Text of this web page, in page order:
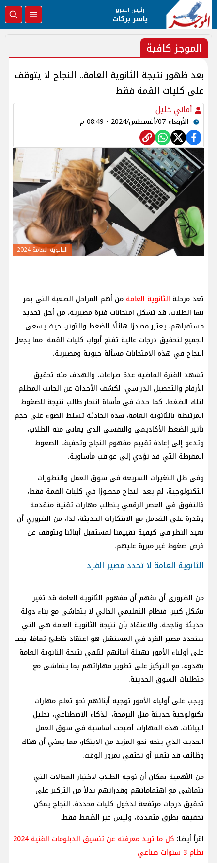
رئيس التحرير
ياسر بركات
الموجز كافية
بعد ظهور نتيجة الثانوية العامة.. النجاح لا يتوقف
على كليات القمة فقط
أماني خليل
الأربعاء 07/أغسطس/2024 - 08:49 م
الثانوية العامة 2024
تعد مرحلة الثانوية العامة من أهم المراحل الصعبة التي يمر
بها الطلاب، قد تشكل امتحانات فترة مصيرية، من أجل تحديد
مستقبلهم، يعتبر مصدرًا هائلًا للضغط والتوتر، حيث يسعى
الجميع لتحقيق درجات عالية تفتح أبواب كليات القمة، مما يجعل
النجاح في هذه الامتحانات مسألة حيوية ومصيرية.
تشهد الفترة الماضية عدة صراعات، والهدف منه تحقيق
الأرقام والتحصيل الدراسي، لكشف الأحداث عن الجانب المظلم
لتلك الضغط، كما حدث في مأساة انتحار طالب نتيجة للضغوط
المرتبطة بالثانوية العامة، هذه الحادثة تسلط الضوء على حجم
تأثير الضغط الأكاديمي والنفسي الذي يعاني منه الطلاب،
وتدعو إلى إعادة تقييم مفهوم النجاح وتخفيف الضغوط
المفرطة التي قد تؤدي إلى عواقب مأساوية.
وفي ظل التغيرات السريعة في سوق العمل والتطورات
التكنولوجية، لم يعد النجاح محصورًا في كليات القمة فقط،
فالتفوق في العصر الرقمي يتطلب مهارات تقنية متقدمة
وقدرة على التعامل مع الابتكارات الحديثة، لذا، من الضروري أن
نعيد النظر في كيفية تقييمنا لمستقبل أبنائنا ونتوقف عن
فرض ضغوط غير مبررة عليهم.
الثانوية العامة لا تحدد مصير الفرد
من الضروري أن نفهم أن مفهوم الثانوية العامة قد تغير
بشكل كبير، فنظام التعليمي الحالي لا يتماشى مع بناء دولة
حديثة وناجحة، والاعتقاد بأن نتيجة الثانوية العامة هي التي
ستحدد مصير الفرد في المستقبل هو اعتقاد خاطئ تمامًا، يجب
على أولياء الأمور تهيئة أبنائهم لتلقي نتيجة الثانوية العامة
بهدوء، مع التركيز على تطوير مهاراتهم بما يتماشى مع
متطلبات السوق الحديثة.
ويجب على أولياء الأمور توجيه أبنائهم نحو تعلم مهارات
تكنولوجية حديثة مثل البرمجة، الذكاء الاصطناعي، تحليل
البيانات، هذه المهارات أصبحت أساسية في سوق العمل
الحديث الذي يتجه نحو المزيد من الابتكار، مما يعني أن هناك
وظائف قد تتغير أو تختفي بمرور الوقت.
من الأهمية بمكان أن نوجه الطلاب لاختيار المجالات التي
تتماشى مع اهتماماتهم وقدراتهم بدلاً من التركيز على
تحقيق درجات مرتفعة لدخول كليات محددة، النجاح يمكن
تحقيقه بطرق متعددة، وليس عبر الضغط فقط.
اقرأ أيضا:
كل ما تريد معرفته عن تنسيق الدبلومات الفنية 2024
نظام 3 سنوات صناعي